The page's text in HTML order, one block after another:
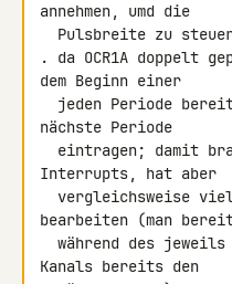
annehmen, umd die
. da OCR1A doppelt
dem Beginn einer
nächste Periode
Interrupts, hat aber
bearbeiten (man
Kanals bereits den